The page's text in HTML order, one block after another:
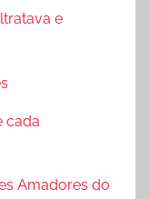
e
cada
Amadores do